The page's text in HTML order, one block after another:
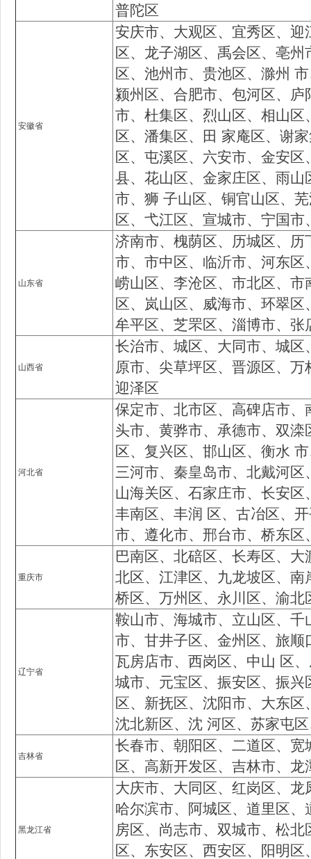
普陀区
安徽省
安庆市、大观区、宜秀区、
区、龙子湖区、禹会区、亳
区、池州市、贵池区、滁州
颍州区、合肥市、包河区、
市、杜集区、烈山区、相山
区、潘集区、田 家庵区、谢
区、屯溪区、六安市、金安
县、花山区、金家庄区、雨
市、狮 子山区、铜官山区、
区、弋江区、宣城市、宁国市
山东省
济南市、槐荫区、历城区、
市、市中区、临沂市、河东
崂山区、李沧区、市北区、
区、岚山区、威海市、环翠
牟平区、芝罘区、淄博市、张
山西省
长治市、城区、大同市、城
原市、尖草坪区、晋源区、
迎泽区
河北省
保定市、北市区、高碑店市
头市、黄骅市、承德市、双
区、复兴区、邯山区、衡水
三河市、秦皇岛市、北戴河
山海关区、石家庄市、长安
丰南区、丰润 区、古冶区、
市、遵化市、邢台市、桥东区
重庆市
巴南区、北碚区、长寿区、
北区、江津区、九龙坡区、
桥区、万州区、永川区、渝北
辽宁省
鞍山市、海城市、立山区、
市、甘井子区、金州区、旅
瓦房店市、西岗区、中山 区
城市、元宝区、振安区、振
区、新抚区、沈阳市、大东
沈北新区、沈 河区、苏家屯
吉林省
长春市、朝阳区、二道区、
区、高新开发区、吉林市、龙
黑龙江省
大庆市、大同区、红岗区、
哈尔滨市、阿城区、道里区
房区、尚志市、双城市、松
区、东安区、西安区、阳明